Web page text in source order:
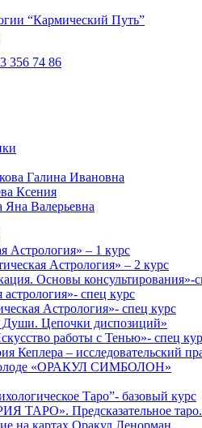
“Кармический Путь”
356 74 86
Галина Ивановна
Ксения
Яна Валерьевна
Астрология» – 1 курс
Астрология» – 2 курс
Основы консультирования»-
астрология»- спец курс
Астрология»- спец курс
Цепочки диспозиций»
работы с Тенью»- спец
Кеплера – исследовательский
«ОРАКУЛ СИМБОЛОН»
Таро”- базовый курс
ТАРО». Предсказательное таро.
на картах Оракул Ленорман